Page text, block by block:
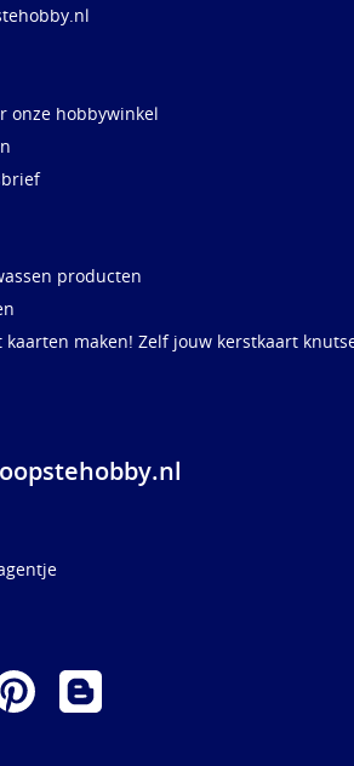
onze hobbywinkel
producten
kaarten maken! Zelf jouw kerstkaart